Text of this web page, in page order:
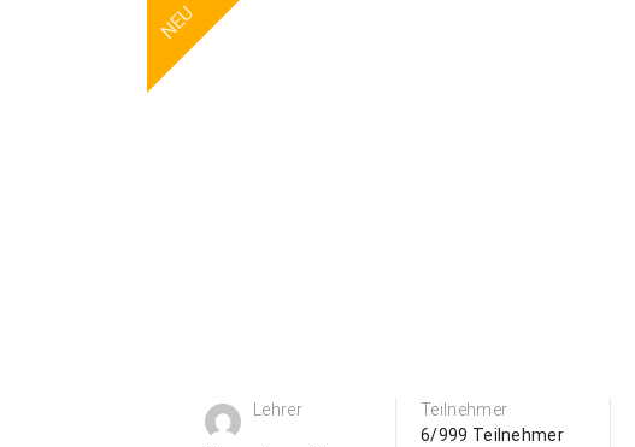
NEU
Lehrer
Teilnehmer
6/999 Teilnehmer